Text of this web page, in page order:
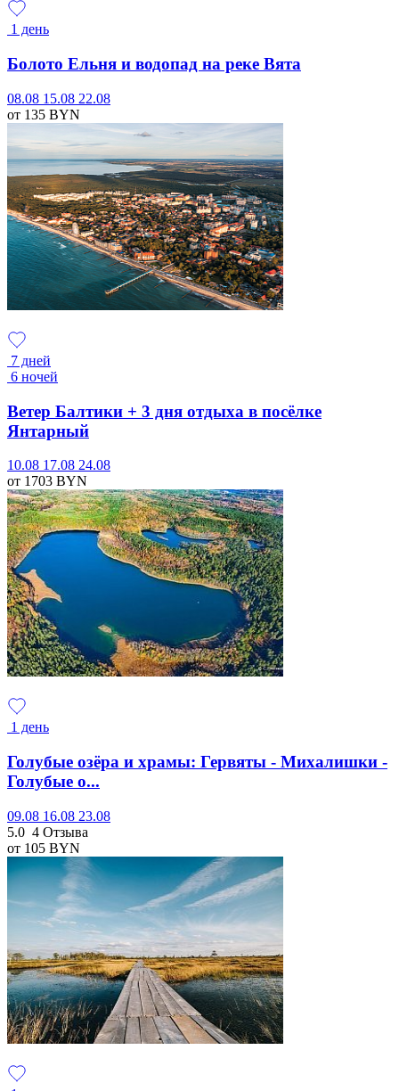
1 день
Болото Ельня и водопад на реке Вята
08.08 15.08 22.08
от 135 BYN
7 дней
6 ночей
Ветер Балтики + 3 дня отдыха в посёлке
Янтарный
10.08 17.08 24.08
от 1703 BYN
1 день
Голубые озёра и храмы: Гервяты - Михалишки -
Голубые о...
09.08 16.08 23.08
5.0 4 Отзыва
от 105 BYN